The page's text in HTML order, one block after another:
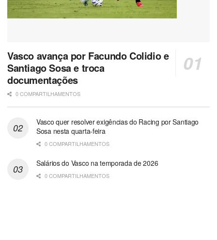
Vasco avança por Facundo Colidio e
Santiago Sosa e troca
documentações
0 COMPARTILHAMENTOS
Vasco quer resolver exigências do Racing por Santiago
Sosa nesta quarta-feira
0 COMPARTILHAMENTOS
Salários do Vasco na temporada de 2026
0 COMPARTILHAMENTOS